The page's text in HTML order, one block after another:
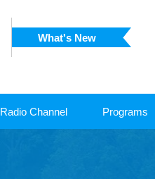
What's New
SRI LANKA
Radio Channel Programs